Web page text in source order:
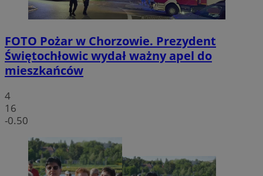
FOTO Pożar w Chorzowie. Prezydent
Świętochłowic wydał ważny apel do
mieszkańców
4
16
-0.50